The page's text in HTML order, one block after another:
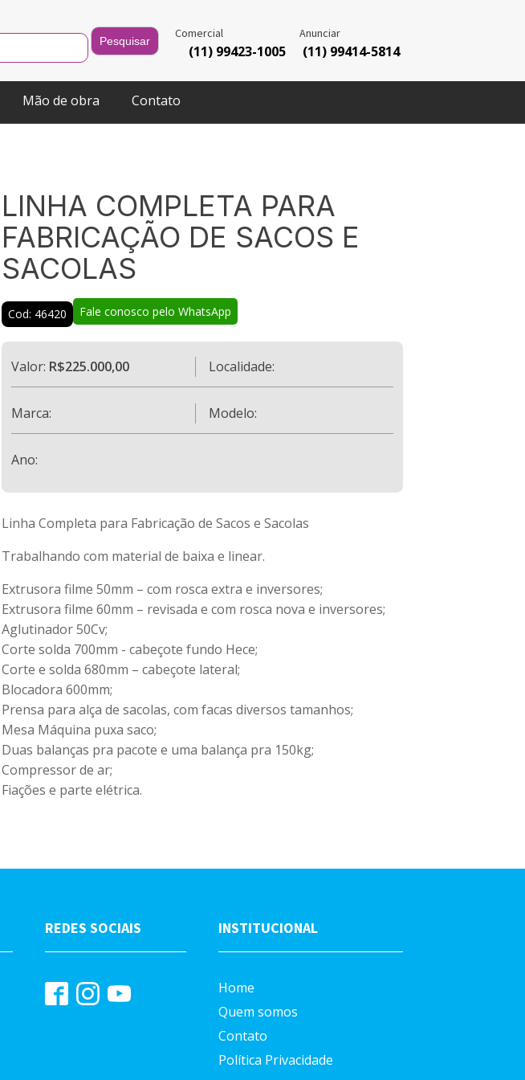
Comercial
(11) 99423-1005
Anunciar
(11) 99414-5814
Mão de obra Contato
LINHA COMPLETA PARA
FABRICAÇÃO DE SACOS E
SACOLAS
Cod: 46420 Fale conosco pelo WhatsApp
Valor: R$225.000,00 Localidade:
Marca: Modelo:
Ano:
Linha Completa para Fabricação de Sacos e Sacolas
Trabalhando com material de baixa e linear.
Extrusora filme 50mm – com rosca extra e inversores;
Extrusora filme 60mm – revisada e com rosca nova e inversores;
Aglutinador 50Cv;
Corte solda 700mm - cabeçote fundo Hece;
Corte e solda 680mm – cabeçote lateral;
Blocadora 600mm;
Prensa para alça de sacolas, com facas diversos tamanhos;
Mesa Máquina puxa saco;
Duas balanças pra pacote e uma balança pra 150kg;
Compressor de ar;
Fiações e parte elétrica.
REDES SOCIAIS INSTITUCIONAL
Home
Quem somos
Contato
Política Privacidade